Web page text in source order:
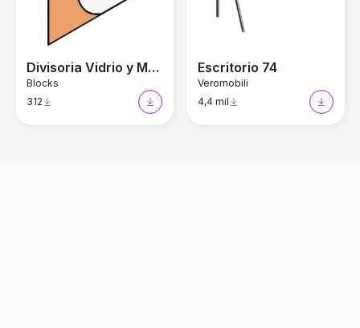
Divisoria Vidrio y MDF
Blocks
312
Escritorio 74
Veromobili
4,4 mil